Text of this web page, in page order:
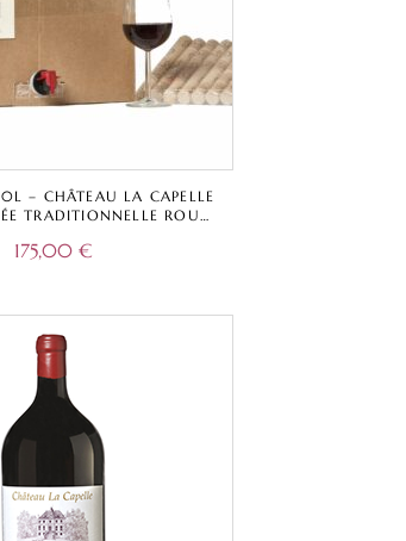
– CHÂTEAU LA CAPELLE
TRADITIONNELLE ROUGE
175,00€